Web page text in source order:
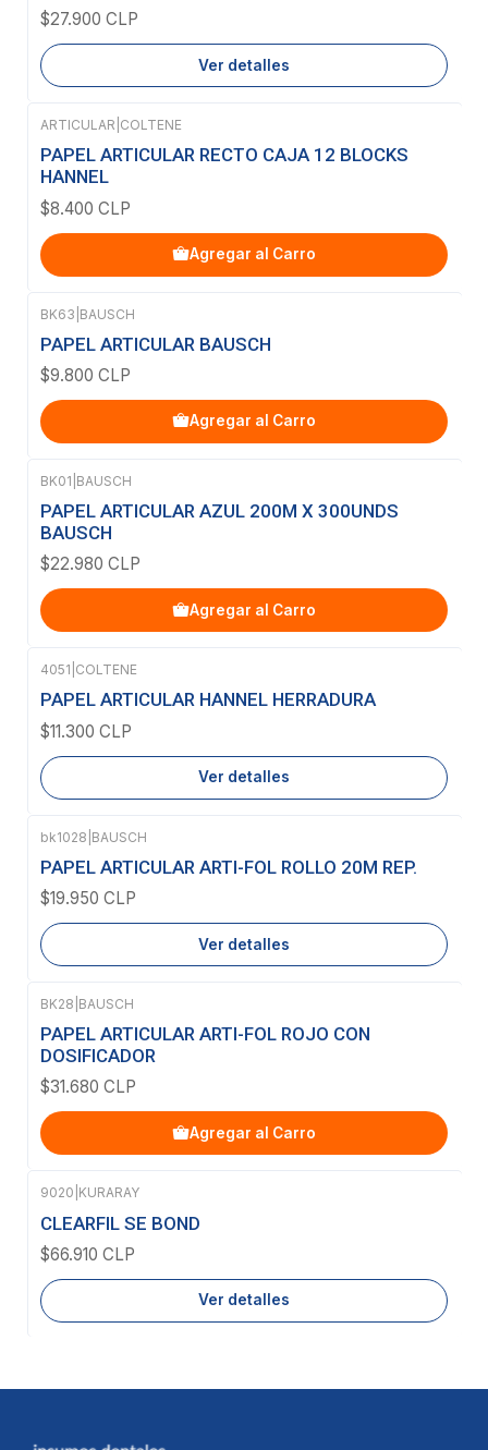
$27.900 CLP
Ver detalles
ARTICULAR COLTENE
PAPEL ARTICULAR RECTO CAJA 12 BLOCKS
HANNEL
$8.400 CLP
Agregar al Carro
BK63 BAUSCH
PAPEL ARTICULAR BAUSCH
$9.800 CLP
Agregar al Carro
BK01 BAUSCH
PAPEL ARTICULAR AZUL 200Μ X 300UNDS
BAUSCH
$22.980 CLP
Agregar al Carro
Agotado
4051 COLTENE
PAPEL ARTICULAR HANNEL HERRADURA
$11.300 CLP
Ver detalles
Agotado
bk1028 BAUSCH
PAPEL ARTICULAR ARTI-FOL ROLLO 20M REP.
$19.950 CLP
Ver detalles
BK28 BAUSCH
PAPEL ARTICULAR ARTI-FOL ROJO CON
DOSIFICADOR
$31.680 CLP
Agregar al Carro
Agotado
9020 KURARAY
CLEARFIL SE BOND
$66.910 CLP
Ver detalles